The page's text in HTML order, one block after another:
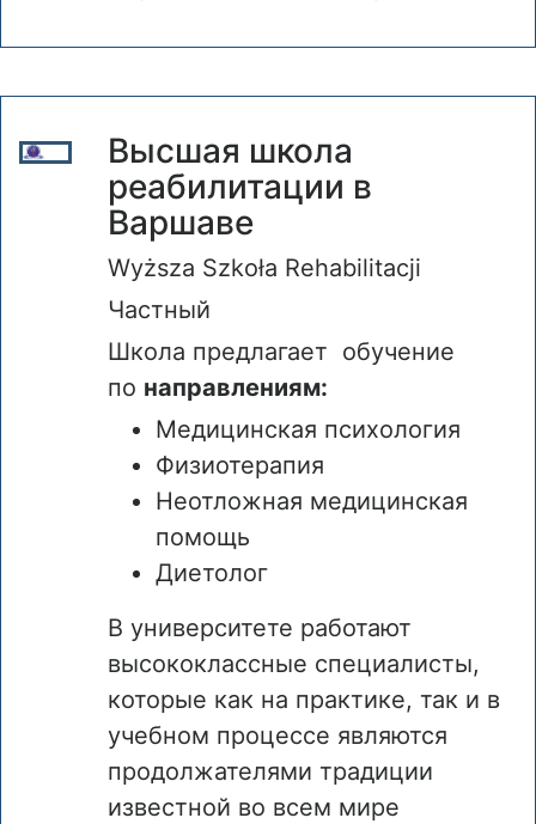
Высшая школа
реабилитации в
Варшаве
Wyższa Szkoła Rehabilitacji
Частный
Школа предлагает обучение
по направлениям:
Медицинская психология
Физиотерапия
Неотложная медицинская
помощь
Диетолог
В университете работают
высококлассные специалисты,
которые как на практике, так и в
учебном процессе являются
продолжателями традиции
известной во всем мире